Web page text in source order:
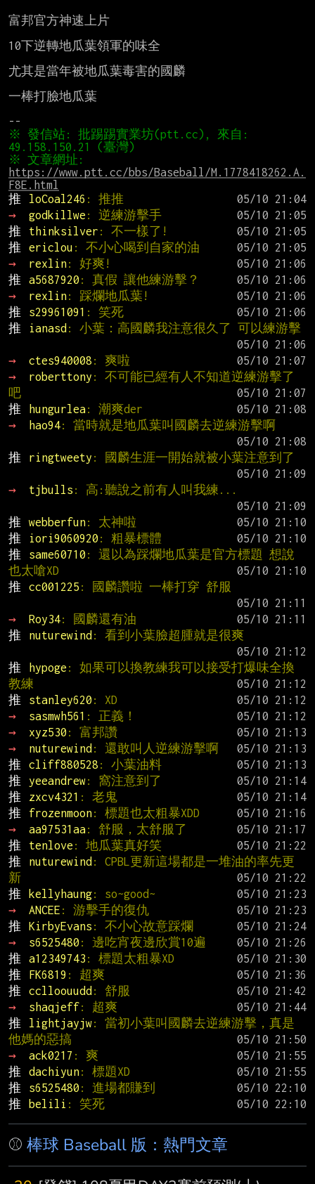
富邦官方神速上片
10下逆轉地瓜葉領軍的味全
尤其是當年被地瓜葉毒害的國麟
一棒打臉地瓜葉
※ 發信站: 批踢踢實業坊(ptt.cc), 來自:
https://www.ptt.cc/bbs/Baseball/M.1778418262.A.
F8E.html
推
loCoal246 : 推推
→
godkillwe : 逆練游擊手
推
thinksilver : 不一樣了!
推
ericlou : 不小心喝到自家的油
→
rexlin: 好爽!
推
a5687920 : 真假 讓他練游擊？
→
rexlin: 踩爛地瓜葉!
推
s29961091 : 笑死
推
ianasd : 小葉：高國麟我注意很久了 可以練游擊
→
ctes940008 : 爽啦
→
roberttony : 不可能已經有人不知道逆練游擊了
吧
推
hungurlea: 潮爽der
→
hao94: 當時就是地瓜葉叫國麟去逆練游擊啊
推
ringtweety : 國麟生涯一開始就被小葉注意到了
→
tjbulls : 高:聽說之前有人叫我練...
推
webberfun: 太神啦
推
iori9060920 : 粗暴標體
推
same60710 : 還以為踩爛地瓜葉是官方標題 想說
也太嗆XD
推
cc001225 : 國麟讚啦 一棒打穿 舒服
→
Roy34: 國麟還有油
推
nuturewind : 看到小葉臉超腫就是很爽
推
hypoge : 如果可以換教練我可以接受打爆味全換
教練
推
stanley620 : XD
→
sasmwh561 : 正義！
→
xyz530 : 富邦讚
→
nuturewind : 還敢叫人逆練游擊啊
推
cliff880528 : 小葉油料
推
yeeandrew: 窩注意到了
推
zxcv4321 : 老鬼
推
frozenmoon: 標題也太粗暴XDD
→
aa97531aa: 舒服，太舒服了
推
tenlove : 地瓜葉真好笑
推
nuturewind : CPBL更新這場都是一堆油的率先更
新
推
kellyhaung: so~good~
→
ANCEE : 游擊手的復仇
推
KirbyEvans : 不小心故意踩爛
→
s6525480 : 邊吃宵夜邊欣賞10遍
推
a12349743 : 標題太粗暴XD
推
FK6819 : 超爽
推
cclloouudd : 舒服
→
shaqjeff: 超爽
推
lightjayjw: 當初小葉叫國麟去逆練游擊，真是
他媽的惡搞
→
ack0217 : 爽
推
dachiyun: 標題XD
推
s6525480 : 進場都賺到
推
belili : 笑死
⚾ 棒球 Baseball 版：熱門文章